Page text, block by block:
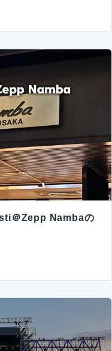
＠Zepp Nambaの